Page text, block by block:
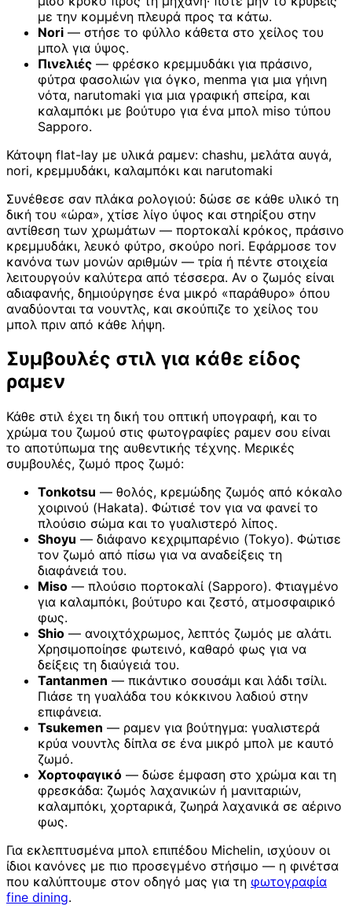
με την κομμένη πλευρά προς τα κάτω.
Nori — στήσε το φύλλο κάθετα στο χείλος του
μπολ για ύψος.
Πινελιές — φρέσκο κρεμμυδάκι για πράσινο,
φύτρα φασολιών για όγκο, menma για μια γήινη
νότα, narutomaki για μια γραφική σπείρα, και
καλαμπόκι με βούτυρο για ένα μπολ miso τύπου
Sapporo.
Κάτοψη flat-lay με υλικά ραμεν: chashu, μελάτα αυγά,
nori, κρεμμυδάκι, καλαμπόκι και narutomaki
Συνέθεσε σαν πλάκα ρολογιού: δώσε σε κάθε υλικό τη
δική του «ώρα», χτίσε λίγο ύψος και στηρίξου στην
αντίθεση των χρωμάτων — πορτοκαλί κρόκος, πράσινο
κρεμμυδάκι, λευκό φύτρο, σκούρο nori. Εφάρμοσε τον
κανόνα των μονών αριθμών — τρία ή πέντε στοιχεία
λειτουργούν καλύτερα από τέσσερα. Αν ο ζωμός είναι
αδιαφανής, δημιούργησε ένα μικρό «παράθυρο» όπου
αναδύονται τα νουντλς, και σκούπιζε το χείλος του
μπολ πριν από κάθε λήψη.
Συμβουλές στιλ για κάθε είδος
ραμεν
Κάθε στιλ έχει τη δική του οπτική υπογραφή, και το
χρώμα του ζωμού στις φωτογραφίες ραμεν σου είναι
το αποτύπωμα της αυθεντικής τέχνης. Μερικές
συμβουλές, ζωμό προς ζωμό:
Tonkotsu — θολός, κρεμώδης ζωμός από κόκαλο
χοιρινού (Hakata). Φώτισέ τον για να φανεί το
πλούσιο σώμα και το γυαλιστερό λίπος.
Shoyu — διάφανο κεχριμπαρένιο (Tokyo). Φώτισε
τον ζωμό από πίσω για να αναδείξεις τη
διαφάνειά του.
Miso — πλούσιο πορτοκαλί (Sapporo). Φτιαγμένο
για καλαμπόκι, βούτυρο και ζεστό, ατμοσφαιρικό
φως.
Shio — ανοιχτόχρωμος, λεπτός ζωμός με αλάτι.
Χρησιμοποίησε φωτεινό, καθαρό φως για να
δείξεις τη διαύγειά του.
Tantanmen — πικάντικο σουσάμι και λάδι τσίλι.
Πιάσε τη γυαλάδα του κόκκινου λαδιού στην
επιφάνεια.
Tsukemen — ραμεν για βούτηγμα: γυαλιστερά
κρύα νουντλς δίπλα σε ένα μικρό μπολ με καυτό
ζωμό.
Χορτοφαγικό — δώσε έμφαση στο χρώμα και τη
φρεσκάδα: ζωμός λαχανικών ή μανιταριών,
καλαμπόκι, χορταρικά, ζωηρά λαχανικά σε αέρινο
φως.
Για εκλεπτυσμένα μπολ επιπέδου Michelin, ισχύουν οι
ίδιοι κανόνες με πιο προσεγμένο στήσιμο — η φινέτσα
που καλύπτουμε στον οδηγό μας για τη φωτογραφία
fine dining.